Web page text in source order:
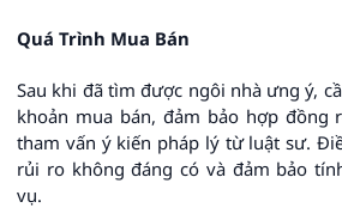
Quá Trình Mua Bán
Sau khi đã tìm được ngôi nhà ưng ý,
khoản mua bán, đảm bảo hợp đồng
tham vấn ý kiến pháp lý từ luật sư.
rủi ro không đáng có và đảm bảo
vụ.